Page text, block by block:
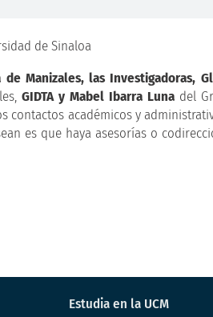
de Sinaloa
Manizales, las Investigadoras,
GIDTA y Mabel Ibarra Luna del
contactos académicos y
es que haya asesorías o
Estudia en la UCM